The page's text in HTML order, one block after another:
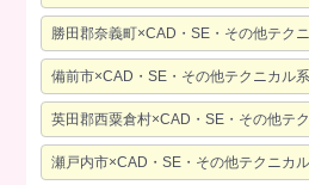
勝田郡奈義町×CAD・SE・その他テク
備前市×CAD・SE・その他テクニカル系
英田郡西粟倉村×CAD・SE・その他テ
瀬戸内市×CAD・SE・その他テクニカ